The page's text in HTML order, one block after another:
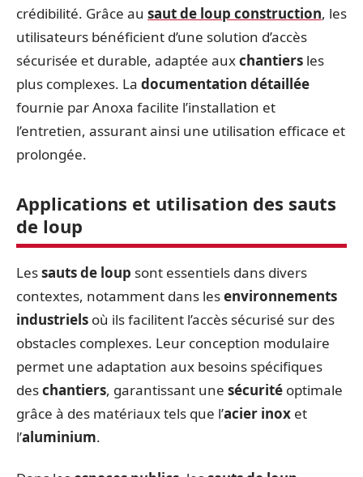
crédibilité. Grâce au saut de loup construction, les
utilisateurs bénéficient d’une solution d’accès
sécurisée et durable, adaptée auxchantiers les
plus complexes. La documentation détaillée
fournie par Anoxa facilite l’installation et
l’entretien, assurant ainsi une utilisation efficace et
prolongée.
Applications et utilisation des sauts
de loup
Lessauts de loup sont essentiels dans divers
contextes, notamment dans lesenvironnements
industriels où ils facilitent l’accès sécurisé sur des
obstacles complexes. Leur conception modulaire
permet une adaptation aux besoins spécifiques
deschantiers, garantissant une sécurité optimale
grâce à des matériaux tels que l’acier inox et
l’aluminium.